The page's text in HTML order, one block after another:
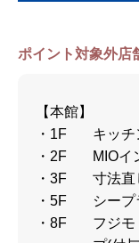
ポイント対象外店
【本館】
・1F
キッ
・2F
MIOイ
・3F
寸法直
・5F
シープ
・8F
フジ